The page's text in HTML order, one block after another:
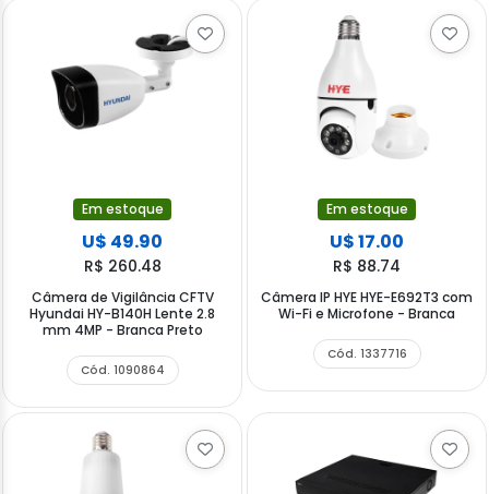
Em estoque
U$ 49.90
R$ 260.48
Câmera de Vigilância CFTV
Hyundai HY-B140H Lente 2.8
mm 4MP - Branca Preto
Cód. 1090864
Em estoque
U$ 17.00
R$ 88.74
Câmera IP HYE HYE-E692T3 com
Wi-Fi e Microfone - Branca
Cód. 1337716